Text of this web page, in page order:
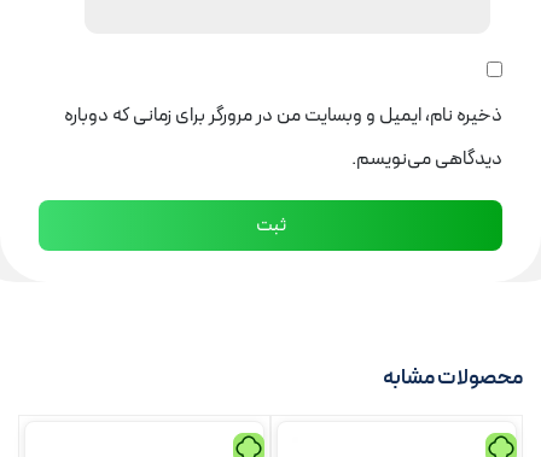
ذخیره نام، ایمیل و وبسایت من در مرورگر برای زمانی که دوباره
دیدگاهی می‌نویسم.
محصولات مشابه